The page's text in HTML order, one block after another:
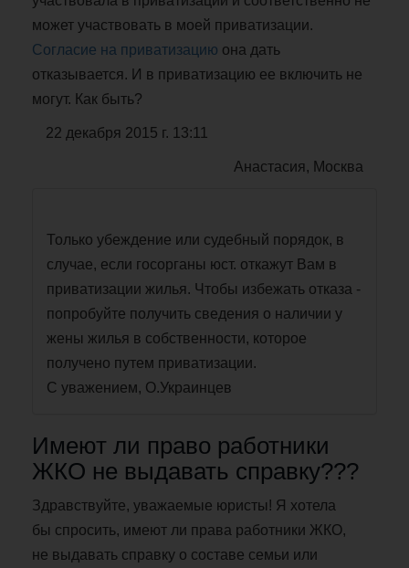
может участвовать в моей приватизации.
Согласие на приватизацию она дать
отказывается. И в приватизацию ее включить не
могут. Как быть?
22 декабря 2015 г. 13:11
Анастасия, Москва
Только убеждение или судебный порядок, в
случае, если госорганы юст. откажут Вам в
приватизации жилья. Чтобы избежать отказа -
попробуйте получить сведения о наличии у
жены жилья в собственности, которое
получено путем приватизации.
С уважением, О.Украинцев
Имеют ли право работники
ЖКО не выдавать справку???
Здравствуйте, уважаемые юристы! Я хотела
бы спросить, имеют ли права работники ЖКО,
не выдавать справку о составе семьи или